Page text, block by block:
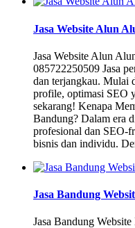
Jasa Website Alun
Jasa Website Alun
085722250509 Jasa
dan terjangkau. Mulai
profile, optimasi SEO
sekarang! Kenapa
Bandung? Dalam era
profesional dan SEO-
bisnis dan individu.
Jasa Bandung
Jasa Bandung